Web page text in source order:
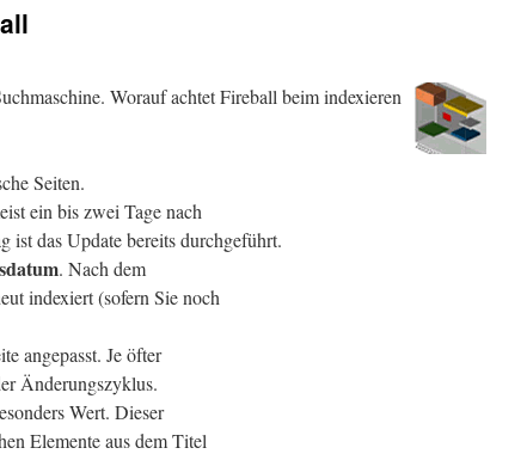
Worauf achtet Fireball beim indexieren
Seiten.
ein bis zwei Tage nach
ist das Update bereits durchgeführt.
. Nach dem
indexiert (sofern Sie noch
angepasst. Je öfter
Änderungszyklus.
Wert. Dieser
Elemente aus dem Titel